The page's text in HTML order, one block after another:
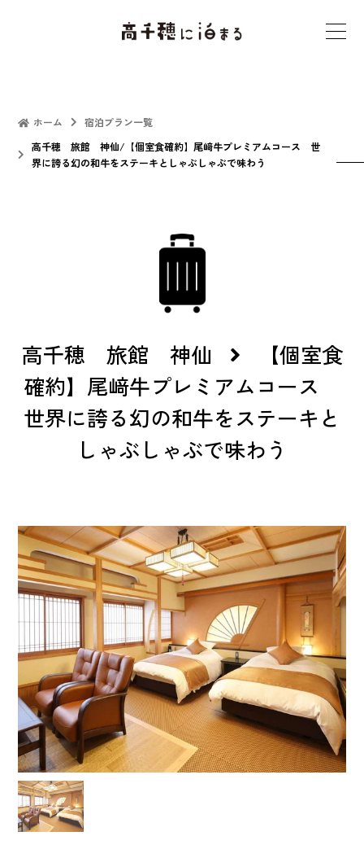
t
n
n
ホーム
宿泊プラン一覧
高千穂 旅館 神仙/【個室食確約】尾﨑牛プレミアムコース 世
界に誇る幻の和牛をステーキとしゃぶしゃぶで味わう
高千穂 旅館 神仙
【個室食
確約】尾﨑牛プレミアムコース
世界に誇る幻の和牛をステーキと
しゃぶしゃぶで味わう